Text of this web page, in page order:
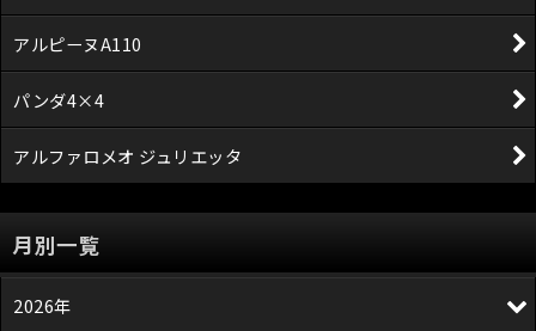
アルピーヌA110
パンダ4×4
アルファロメオ ジュリエッタ
月別一覧
2026年